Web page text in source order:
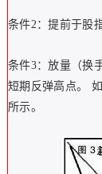
条件2：提前于股
条件3：放量（换
短期反弹高点。
所示。